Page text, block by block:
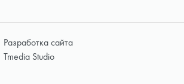
Разработка сайта
Tmedia Studio